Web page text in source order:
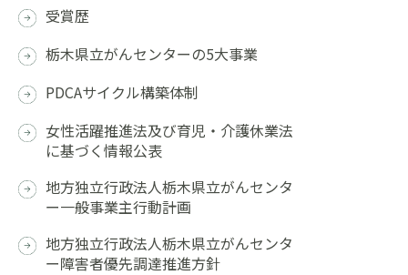
受賞歴
栃木県立がんセンターの5大事業
PDCAサイクル構築体制
女性活躍推進法及び育児・介護休業法
に基づく情報公表
地方独立行政法人栃木県立がんセンタ
ー一般事業主行動計画
地方独立行政法人栃木県立がんセンタ
ー障害者優先調達推進方針